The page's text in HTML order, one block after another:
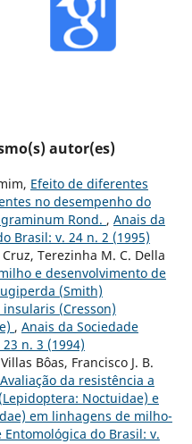
autor(es)
Efeito de diferentes
no desempenho do
Rond. , Anais da
Brasil: v. 24 n. 2 (1995)
Terezinha M. C. Della
e desenvolvimento de
(Smith)
(Cresson)
, Anais da Sociedade
n. 3 (1994)
Bôas, Francisco J. B.
Avaliação da resistência a
Noctuidae) e
em linhagens de milho-
Entomológica do Brasil: v.